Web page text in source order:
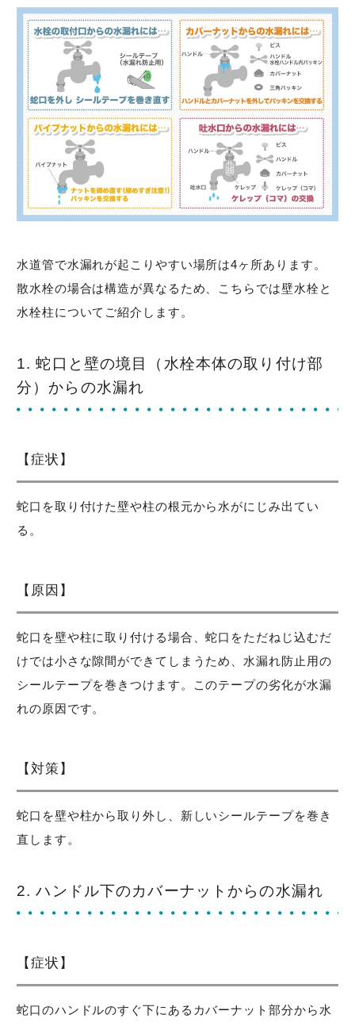
水道管で水漏れが起こりやすい場所は4ヶ所あります。
散水栓の場合は構造が異なるため、こちらでは壁水栓と
水栓柱についてご紹介します。
1. 蛇口と壁の境目（水栓本体の取り付け部
分）からの水漏れ
【症状】
蛇口を取り付けた壁や柱の根元から水がにじみ出てい
る。
【原因】
蛇口を壁や柱に取り付ける場合、蛇口をただねじ込むだ
けでは小さな隙間ができてしまうため、水漏れ防止用の
シールテープを巻きつけます。このテープの劣化が水漏
れの原因です。
【対策】
蛇口を壁や柱から取り外し、新しいシールテープを巻き
直します。
2. ハンドル下のカバーナットからの水漏れ
【症状】
蛇口のハンドルのすぐ下にあるカバーナット部分から水